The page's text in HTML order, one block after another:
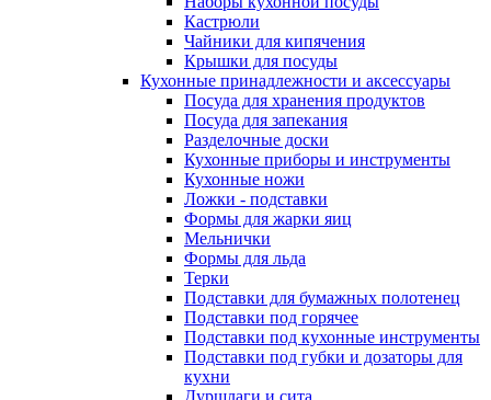
Кастрюли
Чайники для кипячения
Крышки для посуды
Кухонные принадлежности и аксессуары
Посуда для хранения продуктов
Посуда для запекания
Разделочные доски
Кухонные приборы и инструменты
Кухонные ножи
Ложки - подставки
Формы для жарки яиц
Мельнички
Формы для льда
Терки
Подставки для бумажных полотенец
Подставки под горячее
Подставки под кухонные инструменты
Подставки под губки и дозаторы для
кухни
Дуршлаги и сита